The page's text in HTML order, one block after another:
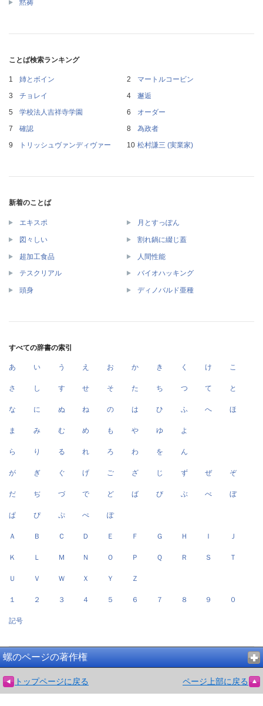
黙祷
ことば検索ランキング
姉とボイン
マートルコービン
チョレイ
邂逅
学校法人吉祥寺学園
オーダー
確認
為政者
トリッシュヴァンディヴァー
松村謙三 (実業家)
新着のことば
エキスポ 月とすっぽん
図々しい 割れ鍋に綴じ蓋
超加工食品 人間性能
テスクリアル バイオハッキング
頭身 ディノバルド亜種
すべての辞書の索引
あ い う え お か き く け こ
さ し す せ そ た ち つ て と
な に ぬ ね の は ひ ふ へ ほ
ま み む め も や ゆ よ
ら り る れ ろ わ を ん
が ぎ ぐ げ ご ざ じ ず ぜ ぞ
だ ぢ づ で ど ば び ぶ べ ぼ
ぱ ぴ ぷ ぺ ぽ
Ａ Ｂ Ｃ Ｄ Ｅ Ｆ Ｇ Ｈ Ｉ Ｊ
Ｋ Ｌ Ｍ Ｎ Ｏ Ｐ Ｑ Ｒ Ｓ Ｔ
Ｕ Ｖ Ｗ Ｘ Ｙ Ｚ
１ ２ ３ ４ ５ ６ ７ ８ ９ ０
記号
螺のページの著作権
トップページに戻る ページ上部に戻る